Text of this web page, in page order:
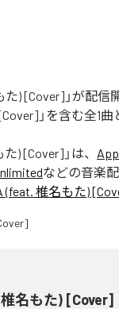
た) [Cover]」が配
」を含む全1曲
た) [Cover] 」は、
などの音楽
(feat. 椎名もた)
名もた) [Cover]